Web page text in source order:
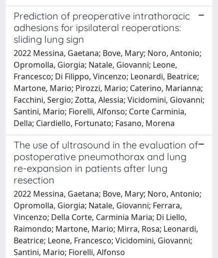
Prediction of preoperative intrathoracic
adhesions for ipsilateral reoperations:
sliding lung sign
2022 Messina, Gaetana; Bove, Mary; Noro, Antonio;
Opromolla, Giorgia; Natale, Giovanni; Leone,
Francesco; Di Filippo, Vincenzo; Leonardi, Beatrice;
Martone, Mario; Pirozzi, Mario; Caterino, Marianna;
Facchini, Sergio; Zotta, Alessia; Vicidomini, Giovanni;
Santini, Mario; Fiorelli, Alfonso; Corte Carminia,
Della; Ciardiello, Fortunato; Fasano, Morena
The use of ultrasound in the evaluation of
postoperative pneumothorax and lung
re-expansion in patients after lung
resection
2022 Messina, Gaetana; Bove, Mary; Noro, Antonio;
Opromolla, Giorgia; Natale, Giovanni; Ferrara,
Vincenzo; Della Corte, Carminia Maria; Di Liello,
Raimondo; Martone, Mario; Mirra, Rosa; Leonardi,
Beatrice; Leone, Francesco; Vicidomini, Giovanni;
Santini, Mario; Fiorelli, Alfonso